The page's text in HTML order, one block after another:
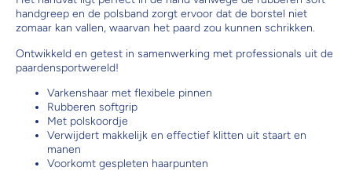
handgreep en de polsband zorgt ervoor dat de borstel niet
zomaar kan vallen, waarvan het paard zou kunnen schrikken.
Ontwikkeld en getest in samenwerking met professionals uit de
paardensportwereld!
Varkenshaar met flexibele pinnen
Rubberen softgrip
Met polskoordje
Verwijdert makkelijk en effectief klitten uit staart en
manen
Voorkomt gespleten haarpunten